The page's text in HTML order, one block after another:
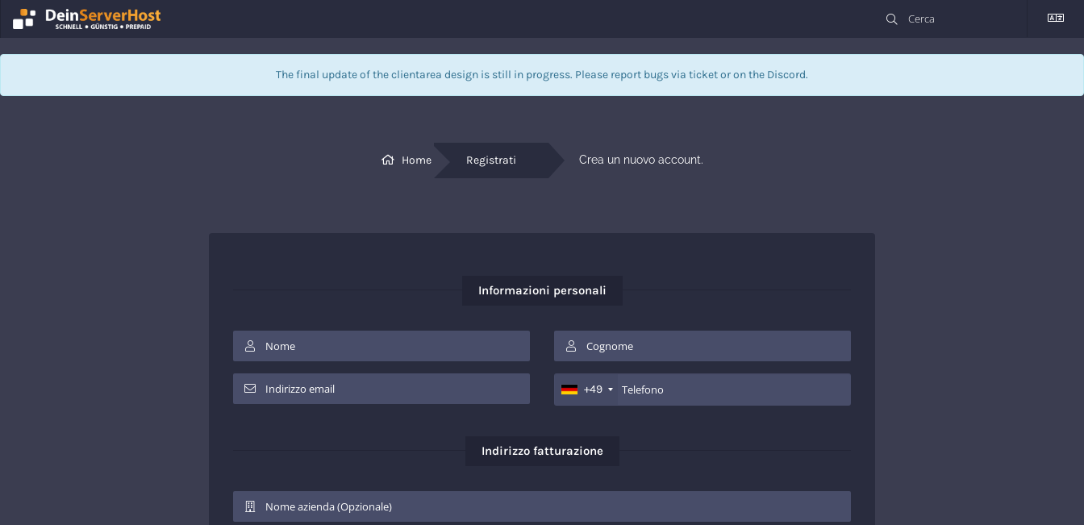
The final update of the clientarea design is still in progress. Please report bugs via ticketor on the Discord.
Home Registrati Crea un nuovo account.
Informazioni personali
+49
Indirizzo fatturazione